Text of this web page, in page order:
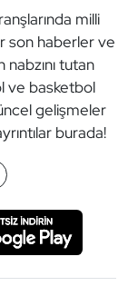
milli
son haberler ve
tutan
ve basketbol
gelişmeler
burada!